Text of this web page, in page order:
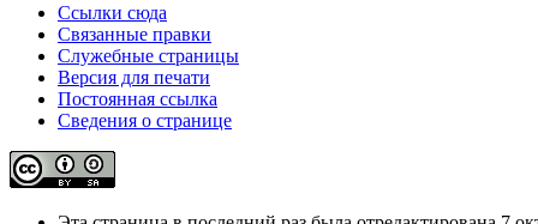
Ссылки сюда
Связанные правки
Служебные страницы
Версия для печати
Постоянная ссылка
Сведения о странице